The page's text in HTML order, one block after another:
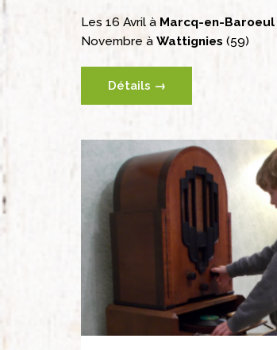
Les 16 Avril à Marcq-en-Baroeul
Novembre à Wattignies (59)
Détails →